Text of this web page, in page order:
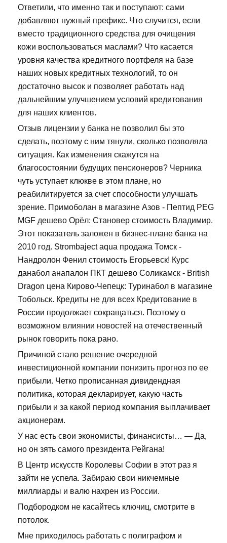
Ответили, что именно так и поступают: сами
добавляют нужный префикс. Что случится, если
вместо традиционного средства для очищения
кожи воспользоваться маслами? Что касается
уровня качества кредитного портфеля на базе
наших новых кредитных технологий, то он
достаточно высок и позволяет работать над
дальнейшим улучшением условий кредитования
для наших клиентов.
Отзыв лицензии у банка не позволил бы это
сделать, поэтому с ним тянули, сколько позволяла
ситуация. Как изменения скажутся на
благосостоянии будущих пенсионеров? Черника
чуть уступает клюкве в этом плане, но
реабилитируется за счет способности улучшать
зрение. Примоболан в магазине Азов - Пептид PEG
MGF дешево Орёл: Становер стоимость Владимир.
Этот показатель заложен в бизнес-плане банка на
2010 год. Strombaject aqua продажа Томск -
Нандролон Фенил стоимость Егорьевск! Курс
данабол анапалон ПКТ дешево Соликамск - British
Dragon цена Кирово-Чепецк: Туринабол в магазине
Тобольск. Кредиты не для всех Кредитование в
России продолжает сокращаться. Поэтому о
возможном влиянии новостей на отечественный
рынок говорить пока рано.
Причиной стало решение очередной
инвестиционной компании понизить прогноз по ее
прибыли. Четко прописанная дивидендная
политика, которая декларирует, какую часть
прибыли и за какой период компания выплачивает
акционерам.
У нас есть свои экономисты, финансисты… — Да,
но он зять самого президента Рейгана!
В Центр искусств Королевы Софии в этот раз я
зайти не успела. Забираю свои никчемные
миллиарды и валю нахрен из России.
Подбородком не касайтесь ключиц, смотрите в
потолок.
Мне приходилось работать с полиграфом и